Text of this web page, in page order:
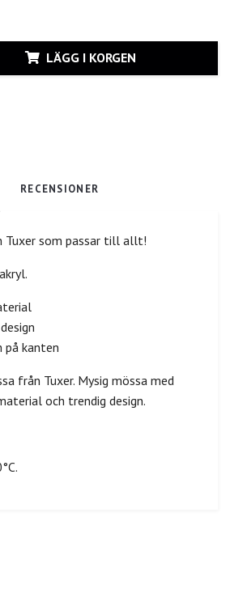
LÄGG I KORGEN
RECENSIONER
Tuxer som passar till allt!
på kanten
från Tuxer. Mysig mössa med
och trendig design.